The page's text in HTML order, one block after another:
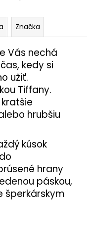
Značka
Vás nechá
kedy si
užiť.
Tiffany.
hrubšiu
kúsok
hrany
páskou,
šperkárskym